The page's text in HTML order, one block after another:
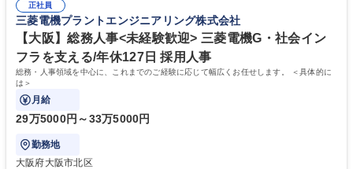
ルプロデュースしているため、商品に関わる全ての業務をサポート頂きま
す。 募集職種 東京都中央区【営業事務・貿易事務】食品商社/残業少なめ/
リモート等相談可
の強み】1991年の設立以来、外食産業を中心としたお客様の多様なニー
ズに沿った冷凍水産物等の生産・輸入・販売を一貫して手掛けています。
自社工場と海外拠点の強固な連携によるワンストップサービスが最大の強
みです。 学歴・資格 学歴：大学院 大学 語学力：英語 資格：
正社員
三菱電機プラントエンジニアリング株式会社
【大阪】総務人事<未経験歓迎> 三菱電機G・社会イン
フラを支える/年休127日 採用人事
総務・人事領域を中心に、これまでのご経験に応じて幅広くお任せします。 ＜具体的に
は＞
月給
29万5000円～33万5000円
勤務地
大阪府大阪市北区